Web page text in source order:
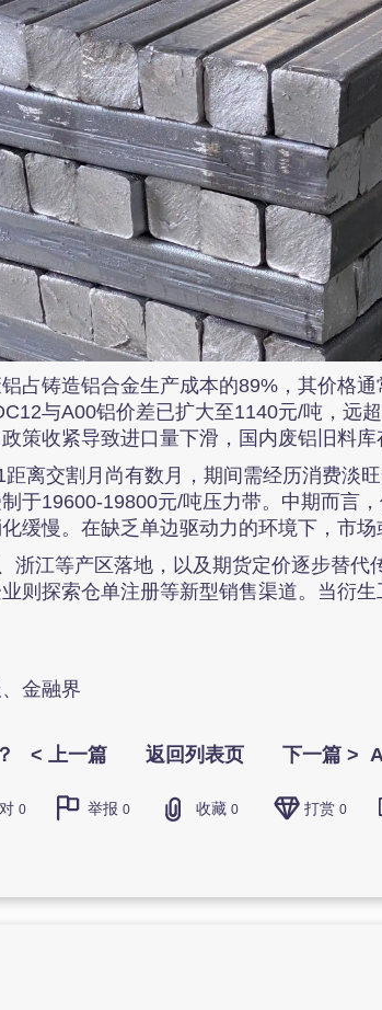
占铸造铝合金生产成本的89%，其价格
与A00铝价差已扩大至1140元/吨，远
收紧导致进口量下滑，国内废铝旧料库
离交割月尚有数月，期间需经历消费淡
于19600-19800元/吨压力带。中期而言
缓慢。在缺乏单边驱动力的环境下，市
浙江等产区落地，以及期货定价逐步替
则探索仓单注册等新型销售渠道。当衍
金融界
< 上一篇 返回列表页 下一篇 >
0 举报 0 收藏 0 打赏 0